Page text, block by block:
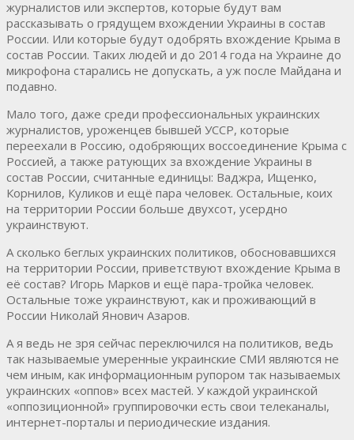
журналистов или экспертов, которые будут вам
рассказывать о грядущем вхождении Украины в состав
России. Или которые будут одобрять вхождение Крыма в
состав России. Таких людей и до 2014 года на Украине до
микрофона старались не допускать, а уж после Майдана и
подавно.
Мало того, даже среди профессиональных украинских
журналистов, уроженцев бывшей УССР, которые
переехали в Россию, одобряющих воссоединение Крыма с
Россией, а также ратующих за вхождение Украины в
состав России, считанные единицы: Ваджра, Ищенко,
Корнилов, Куликов и ещё пара человек. Остальные, коих
на территории России больше двухсот, усердно
украинствуют.
А сколько беглых украинских политиков, обосновавшихся
на территории России, приветствуют вхождение Крыма в
её состав? Игорь Марков и ещё пара-тройка человек.
Остальные тоже украинствуют, как и проживающий в
России Николай Янович Азаров.
А я ведь не зря сейчас переключился на политиков, ведь
так называемые умеренные украинские СМИ являются не
чем иным, как информационным рупором так называемых
украинских «оппов» всех мастей. У каждой украинской
«оппозиционной» группировочки есть свои телеканалы,
интернет-порталы и периодические издания.